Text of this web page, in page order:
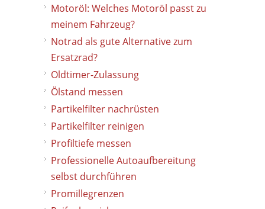
Motoröl: Welches Motoröl passt zu
meinem Fahrzeug?
Notrad als gute Alternative zum
Ersatzrad?
Oldtimer-Zulassung
Ölstand messen
Partikelfilter nachrüsten
Partikelfilter reinigen
Profiltiefe messen
Professionelle Autoaufbereitung
selbst durchführen
Promillegrenzen